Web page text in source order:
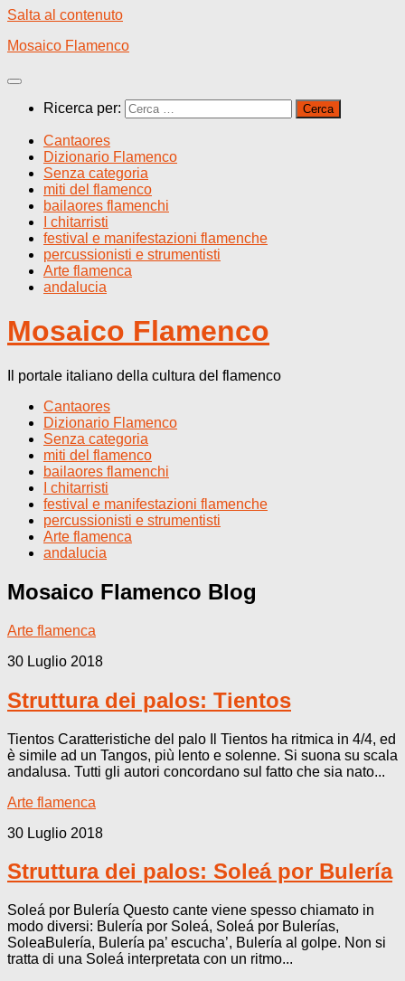
Salta al contenuto
Mosaico Flamenco
Ricerca per:
Cantaores
Dizionario Flamenco
Senza categoria
miti del flamenco
bailaores flamenchi
I chitarristi
festival e manifestazioni flamenche
percussionisti e strumentisti
Arte flamenca
andalucia
Mosaico Flamenco
Il portale italiano della cultura del flamenco
Cantaores
Dizionario Flamenco
Senza categoria
miti del flamenco
bailaores flamenchi
I chitarristi
festival e manifestazioni flamenche
percussionisti e strumentisti
Arte flamenca
andalucia
Mosaico Flamenco Blog
Arte flamenca
30 Luglio 2018
Struttura dei palos: Tientos
Tientos Caratteristiche del palo Il Tientos ha ritmica in 4/4, ed
è simile ad un Tangos, più lento e solenne. Si suona su scala
andalusa. Tutti gli autori concordano sul fatto che sia nato...
Arte flamenca
30 Luglio 2018
Struttura dei palos: Soleá por Bulería
Soleá por Bulería Questo cante viene spesso chiamato in
modo diversi: Bulería por Soleá, Soleá por Bulerías,
SoleaBulería, Bulería pa’ escucha’, Bulería al golpe. Non si
tratta di una Soleá interpretata con un ritmo...